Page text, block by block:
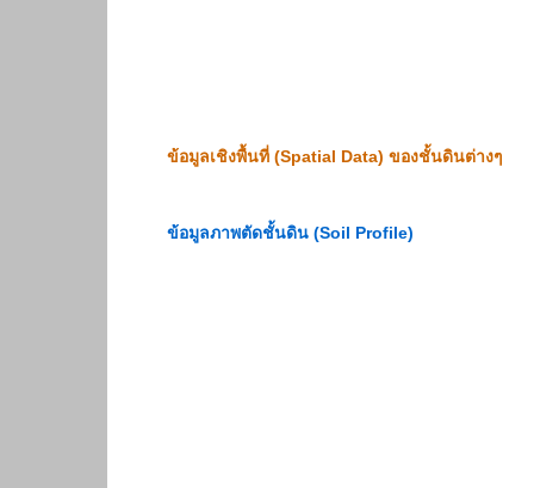
ข้อมูลเชิงพื้นที่ (Spatial Data) ของชั้นดินต่างๆ
ข้อมูลภาพตัดชั้นดิน (Soil Profile)